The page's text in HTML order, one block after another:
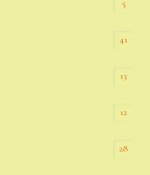
5
41
13
12
28